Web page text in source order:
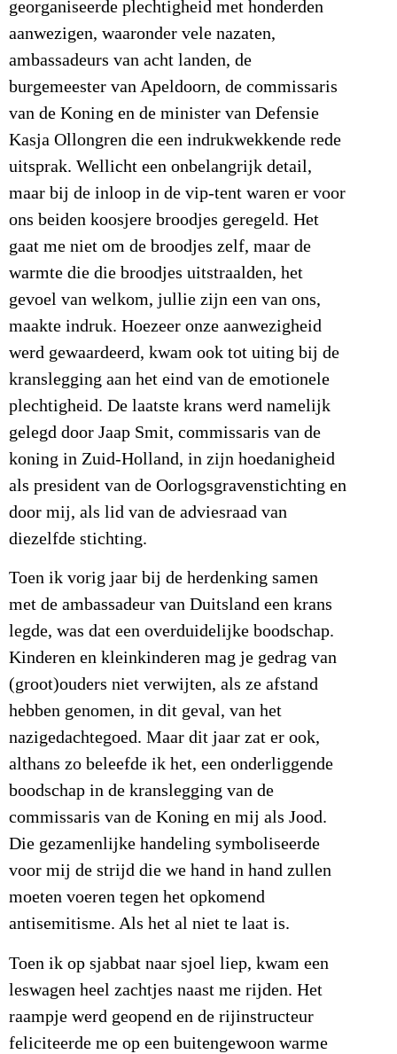
georganiseerde plechtigheid met honderden
aanwezigen, waaronder vele nazaten,
ambassadeurs van acht landen, de
burgemeester van Apeldoorn, de commissaris
van de Koning en de minister van Defensie
Kasja Ollongren die een indrukwekkende rede
uitsprak. Wellicht een onbelangrijk detail,
maar bij de inloop in de vip-tent waren er voor
ons beiden koosjere broodjes geregeld. Het
gaat me niet om de broodjes zelf, maar de
warmte die die broodjes uitstraalden, het
gevoel van welkom, jullie zijn een van ons,
maakte indruk. Hoezeer onze aanwezigheid
werd gewaardeerd, kwam ook tot uiting bij de
kranslegging aan het eind van de emotionele
plechtigheid. De laatste krans werd namelijk
gelegd door Jaap Smit, commissaris van de
koning in Zuid-Holland, in zijn hoedanigheid
als president van de Oorlogsgravenstichting en
door mij, als lid van de adviesraad van
diezelfde stichting.
Toen ik vorig jaar bij de herdenking samen
met de ambassadeur van Duitsland een krans
legde, was dat een overduidelijke boodschap.
Kinderen en kleinkinderen mag je gedrag van
(groot)ouders niet verwijten, als ze afstand
hebben genomen, in dit geval, van het
nazigedachtegoed. Maar dit jaar zat er ook,
althans zo beleefde ik het, een onderliggende
boodschap in de kranslegging van de
commissaris van de Koning en mij als Jood.
Die gezamenlijke handeling symboliseerde
voor mij de strijd die we hand in hand zullen
moeten voeren tegen het opkomend
antisemitisme. Als het al niet te laat is.
Toen ik op sjabbat naar sjoel liep, kwam een
leswagen heel zachtjes naast me rijden. Het
raampje werd geopend en de rijinstructeur
feliciteerde me op een buitengewoon warme